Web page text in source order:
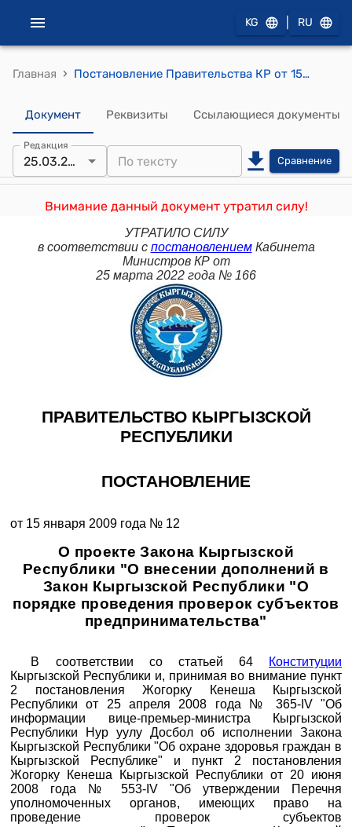
KG RU
Главная › Постановление Правительства КР от 15 января 2009 года №12 "О проекте Закона Кыргызской Республики "О внесении дополнений в Закон Кыргызской Республики "О порядке проведения проверок субъектов предпринимательства"
Документ Реквизиты Ссылающиеся документы
Редакция
25.03.2022 Сравнение
Внимание данный документ утратил силу!